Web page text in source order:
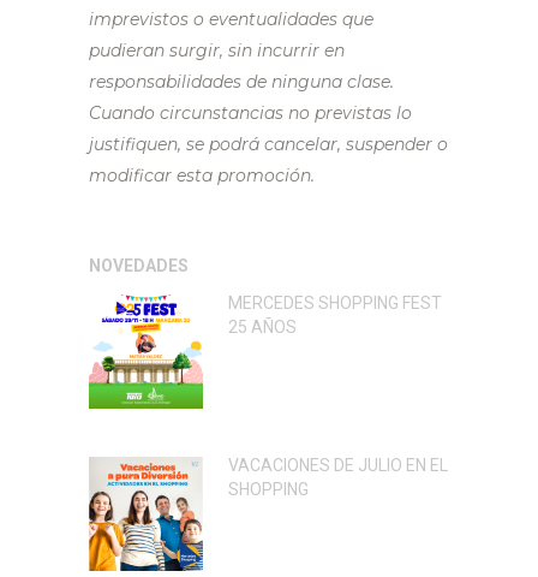
imprevistos o eventualidades que
pudieran surgir, sin incurrir en
responsabilidades de ninguna clase.
Cuando circunstancias no previstas lo
justifiquen, se podrá cancelar, suspender o
modificar esta promoción.
NOVEDADES
MERCEDES SHOPPING FEST
25 AÑOS
VACACIONES DE JULIO EN EL
SHOPPING